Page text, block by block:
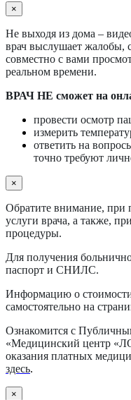
×
Не выходя из дома –
врач выслушает жалобы,
совместно с вами
реальном времени.
ВРАЧ НЕ сможет на
провести осмотр
измерить
ответить на
точно требуют
×
Обратите внимание, при
услуги врача, а также,
процедуры.
Для получения
паспорт и СНИЛС.
Информацию о
самостоятельно на
Ознакомится с
«Медицинский центр
оказания платных
здесь.
×